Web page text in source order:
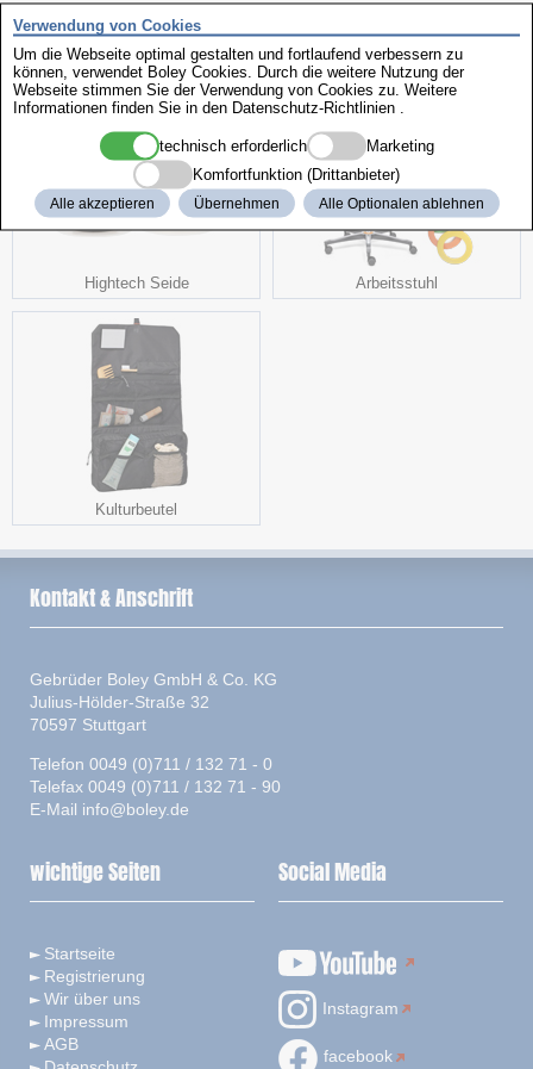
weitere interessante Produkte
Hightech Seide Arbeitsstuhl
Kulturbeutel
Verwendung von Cookies
Um die Webseite optimal gestalten und fortlaufend verbessern zu
können, verwendet Boley Cookies. Durch die weitere Nutzung der
Webseite stimmen Sie der Verwendung von Cookies zu. Weitere
Informationen finden Sie in den Datenschutz-Richtlinien
technisch erforderlich
Marketing
Komfortfunktion (Drittanbieter)
Alle akzeptieren Übernehmen Alle Optionalen ablehnen
Kontakt & Anschrift
Gebrüder Boley GmbH & Co. KG
Julius-Hölder-Straße 32
70597 Stuttgart
Telefon 0049 (0)711 / 132 71 - 0
Telefax 0049 (0)711 / 132 71 - 90
E-Mail info@boley.de
wichtige Seiten
Startseite
Registrierung
Wir über uns
Impressum
AGB
Social Media
Instagram
facebook